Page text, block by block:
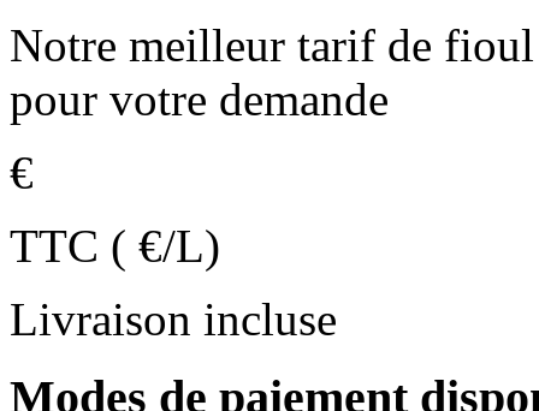
Notre meilleur tarif de
pour votre demande
€
TTC ( €/L)
Livraison incluse
Modes de paiement